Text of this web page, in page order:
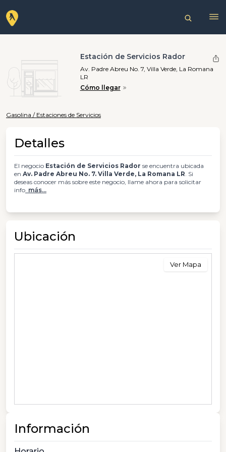
Estación de Servicios Rador
Av. Padre Abreu No. 7, Villa Verde, La Romana
LR
Cómo llegar
Gasolina / Estaciones de Servicios
Detalles
El negocio Estación de Servicios Rador se encuentra ubicada
en Av. Padre Abreu No. 7. Villa Verde, La Romana LR. Si
deseas conocer más sobre este negocio, llame ahora para solicitar
info más...
Ubicación
Ver Mapa
Información